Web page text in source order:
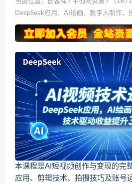
DeepSeek应用、AI绘画、数字人制作，
本课程是AI短视频创作与变现的完
应用、剪辑技术、拍摄技巧及账号